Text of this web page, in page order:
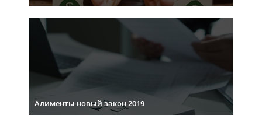
Алименты новый закон 2019